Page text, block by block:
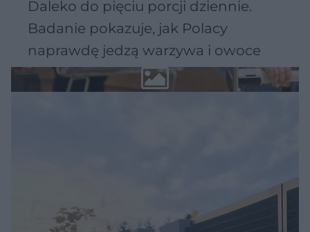
Daleko do pięciu porcji dziennie.
Badanie pokazuje, jak Polacy
naprawdę jedzą warzywa i owoce